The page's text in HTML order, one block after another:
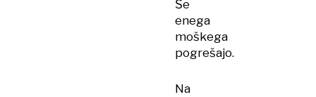
Še
enega
moškega
pogrešajo.
Na